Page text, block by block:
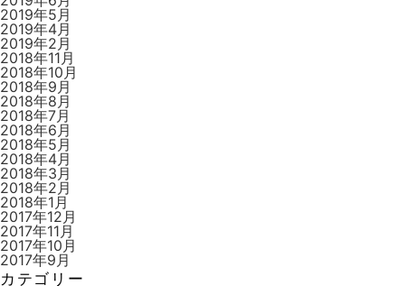
2019年5月
2019年4月
2019年2月
2018年11月
2018年10月
2018年9月
2018年8月
2018年7月
2018年6月
2018年5月
2018年4月
2018年3月
2018年2月
2018年1月
2017年12月
2017年11月
2017年10月
2017年9月
カテゴリー